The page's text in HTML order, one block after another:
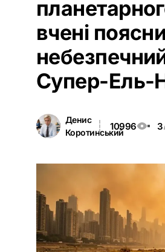
вчені
Супер-Ель-
Денис
Коротинський
10996 3